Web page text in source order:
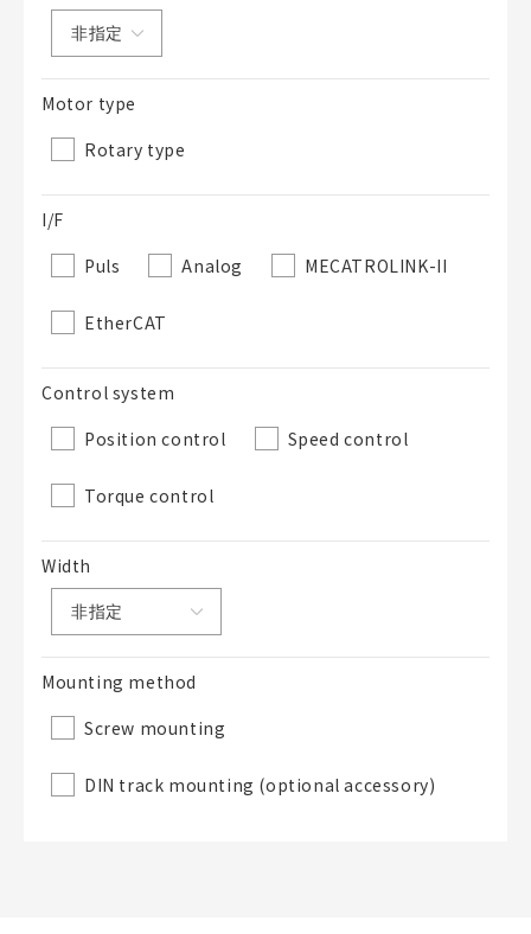
Motor type
Rotary type
I/F
Puls
Analog MECATROLINK-II
EtherCAT
Control system
Position control
Speed control
Torque control
Width
Mounting method
Screw mounting
DIN track mounting (optional accessory)
50字以內